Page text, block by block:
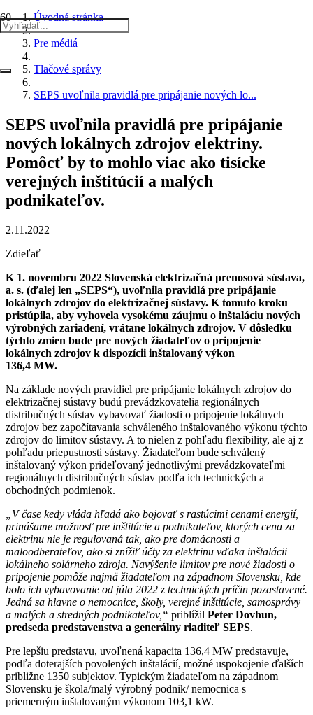
Úvodná stránka
Pre médiá
Tlačové správy
SEPS uvoľnila pravidlá pre pripájanie nových lo...
SEPS uvoľnila pravidlá pre pripájanie
nových lokálnych zdrojov elektriny.
Pomôcť by to mohlo viac ako tisícke
verejných inštitúcií a malých
podnikateľov.
2.11.2022
Zdieľať
K 1. novembru 2022 Slovenská elektrizačná prenosová sústava,
a. s. (ďalej len „SEPS“), uvoľnila pravidlá pre pripájanie
lokálnych zdrojov do elektrizačnej sústavy. K tomuto kroku
pristúpila, aby vyhovela vysokému záujmu o inštaláciu nových
výrobných zariadení, vrátane lokálnych zdrojov. V dôsledku
týchto zmien bude pre nových žiadateľov o pripojenie
lokálnych zdrojov k dispozícii inštalovaný výkon
136,4 MW.
Na základe nových pravidiel pre pripájanie lokálnych zdrojov do
elektrizačnej sústavy budú prevádzkovatelia regionálnych
distribučných sústav vybavovať žiadosti o pripojenie lokálnych
zdrojov bez započítavania schváleného inštalovaného výkonu týchto
zdrojov do limitov sústavy. A to nielen z pohľadu flexibility, ale aj z
pohľadu priepustnosti sústavy. Žiadateľom bude schválený
inštalovaný výkon prideľovaný jednotlivými prevádzkovateľmi
regionálnych distribučných sústav podľa ich technických a
obchodných podmienok.
„V čase kedy vláda hľadá ako bojovať s rastúcimi cenami energií,
prinášame možnosť pre inštitúcie a podnikateľov, ktorých cena za
elektrinu nie je regulovaná tak, ako pre domácnosti a
maloodberateľov, ako si znížiť účty za elektrinu vďaka inštalácii
lokálneho solárneho zdroja. Navýšenie limitov pre nové žiadosti o
pripojenie pomôže najmä žiadateľom na západnom Slovensku, kde
bolo ich vybavovanie od júla 2022 z technických príčin pozastavené.
Jedná sa hlavne o nemocnice, školy, verejné inštitúcie, samosprávy
a malých a stredných podnikateľov,“ priblížil Peter Dovhun,
predseda predstavenstva a generálny riaditeľ SEPS.
Pre lepšiu predstavu, uvoľnená kapacita 136,4 MW predstavuje,
podľa doterajších povolených inštalácií, možné uspokojenie ďalších
približne 1350 subjektov. Typickým žiadateľom na západnom
Slovensku je škola/malý výrobný podnik/ nemocnica s
priemerným inštalovaným výkonom 103,1 kW.